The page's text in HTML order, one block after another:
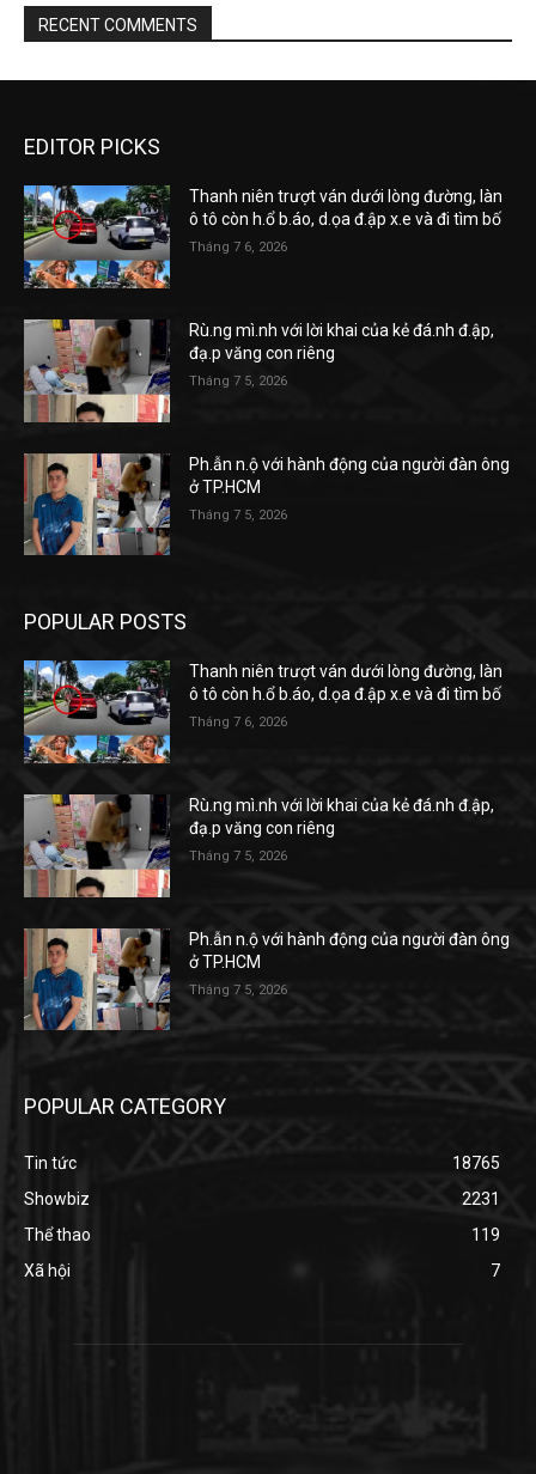
RECENT COMMENTS
EDITOR PICKS
Thanh niên trượt ván dưới lòng đường, làn
ô tô còn h.ổ b.áo, d.ọa đ.ập x.e và đi tìm bố
Tháng 7 6, 2026
Rù.ng mì.nh với lời khai của kẻ đá.nh đ.ập,
đạ.p văng con riêng
Tháng 7 5, 2026
Ph.ẫn n.ộ với hành động của người đàn ông
ở TP.HCM
Tháng 7 5, 2026
POPULAR POSTS
Thanh niên trượt ván dưới lòng đường, làn
ô tô còn h.ổ b.áo, d.ọa đ.ập x.e và đi tìm bố
Tháng 7 6, 2026
Rù.ng mì.nh với lời khai của kẻ đá.nh đ.ập,
đạ.p văng con riêng
Tháng 7 5, 2026
Ph.ẫn n.ộ với hành động của người đàn ông
ở TP.HCM
Tháng 7 5, 2026
POPULAR CATEGORY
Tin tức
18765
Showbiz
2231
Thể thao
119
Xã hội
7